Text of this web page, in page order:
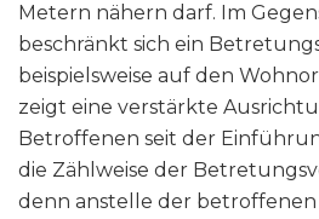
Metern nähern darf. Im
beschränkt sich ein
beispielsweise auf den
zeigt eine verstärkte
Betroffenen seit der
die Zählweise der
denn anstelle der